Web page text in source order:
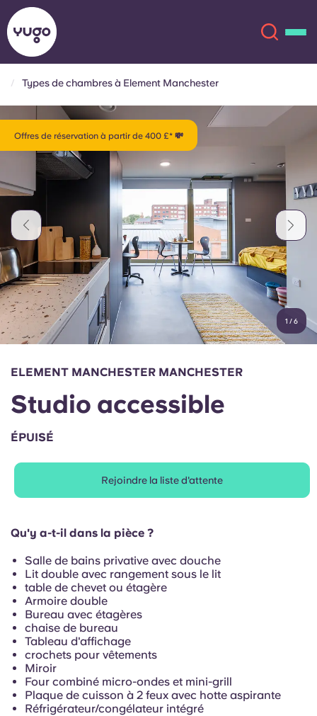
À propos
Lieux
Plus
Compte Langue
Chinese
Català
Italian
Portuguese
Sélectionnez un pays
Réservez maintenant
English (GB)
English (US)
Chinese Español
Català Deutsch
Italian French
Portuguese
Types de chambres à Element Manchester
Offres de réservation à partir de 400 £* 💸
1 /6
ELEMENT MANCHESTER MANCHESTER
Studio accessible
ÉPUISÉ
Rejoindre la liste d'attente
Qu'y a-t-il dans la pièce ?
Salle de bains privative avec douche
Lit double avec rangement sous le lit
table de chevet ou étagère
Armoire double
Bureau avec étagères
chaise de bureau
Tableau d'affichage
crochets pour vêtements
Miroir
Four combiné micro-ondes et mini-grill
Plaque de cuisson à 2 feux avec hotte aspirante
Réfrigérateur/congélateur intégré